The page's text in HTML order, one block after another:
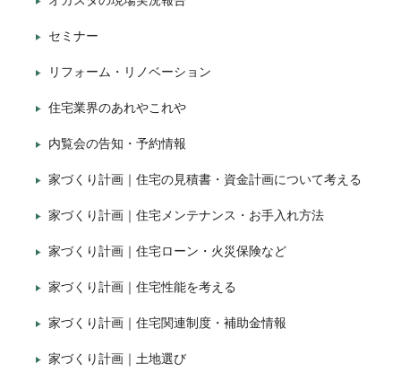
セミナー
リフォーム・リノベーション
住宅業界のあれやこれや
内覧会の告知・予約情報
家づくり計画｜住宅の見積書・資金計画について考える
家づくり計画｜住宅メンテナンス・お手入れ方法
家づくり計画｜住宅ローン・火災保険など
家づくり計画｜住宅性能を考える
家づくり計画｜住宅関連制度・補助金情報
家づくり計画｜土地選び